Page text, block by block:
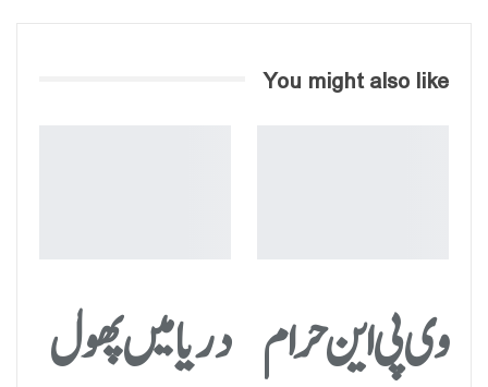
You might also like
وی پی این حرام دریا میں پھول